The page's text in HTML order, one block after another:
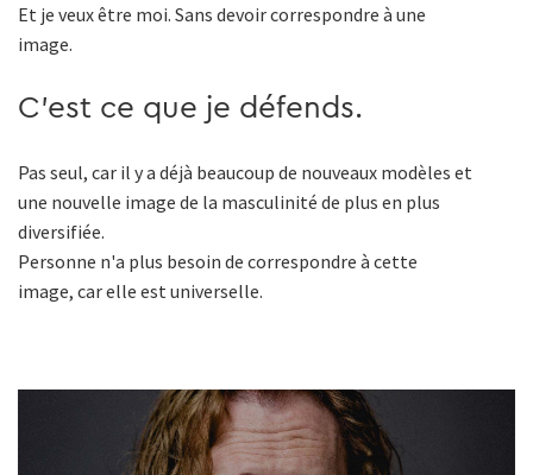
Et je veux être moi. Sans devoir correspondre à une
image.
C'est ce que je défends.
Pas seul, car il y a déjà beaucoup de nouveaux modèles et
une nouvelle image de la masculinité de plus en plus
diversifiée.
Personne n'a plus besoin de correspondre à cette
image, car elle est universelle.